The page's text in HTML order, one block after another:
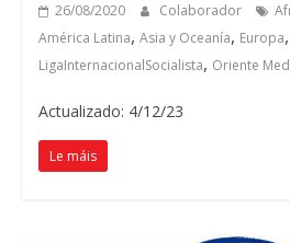
26/08/2020 Colaborador
América Latina, Asia y Oceanía, Europa,
LigaInternacionalSocialista, Oriente
Actualizado: 4/12/23
Le máis